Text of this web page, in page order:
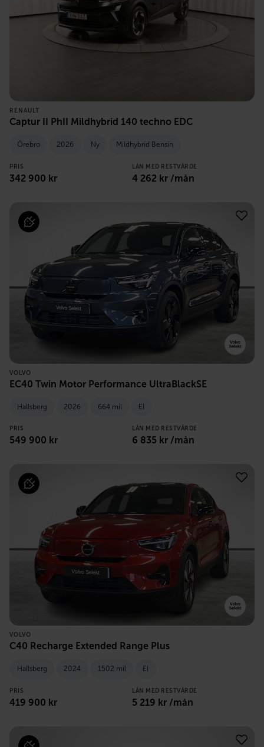
RENAULT
Captur II PhII Mildhybrid 140 techno EDC
Örebro 2026 Ny Mildhybrid Bensin
PRIS
342 900 kr
LÅN MED RESTVÄRDE
4 262 kr /mån
VOLVO
EC40 Twin Motor Performance UltraBlackSE
Hallsberg 2026 664 mil El
PRIS
549 900 kr
LÅN MED RESTVÄRDE
6 835 kr /mån
VOLVO
C40 Recharge Extended Range Plus
Hallsberg 2024 1502 mil El
PRIS
419 900 kr
LÅN MED RESTVÄRDE
5 219 kr /mån